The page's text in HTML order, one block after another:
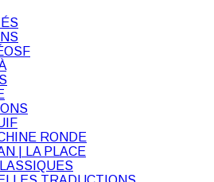
RONDE
| LA PLACE